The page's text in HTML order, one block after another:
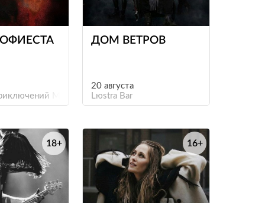
е
Мастер Панин
е
ДОМ ВЕТРОВ
20 августа
Lюstra Bar
е
18+
е
16+